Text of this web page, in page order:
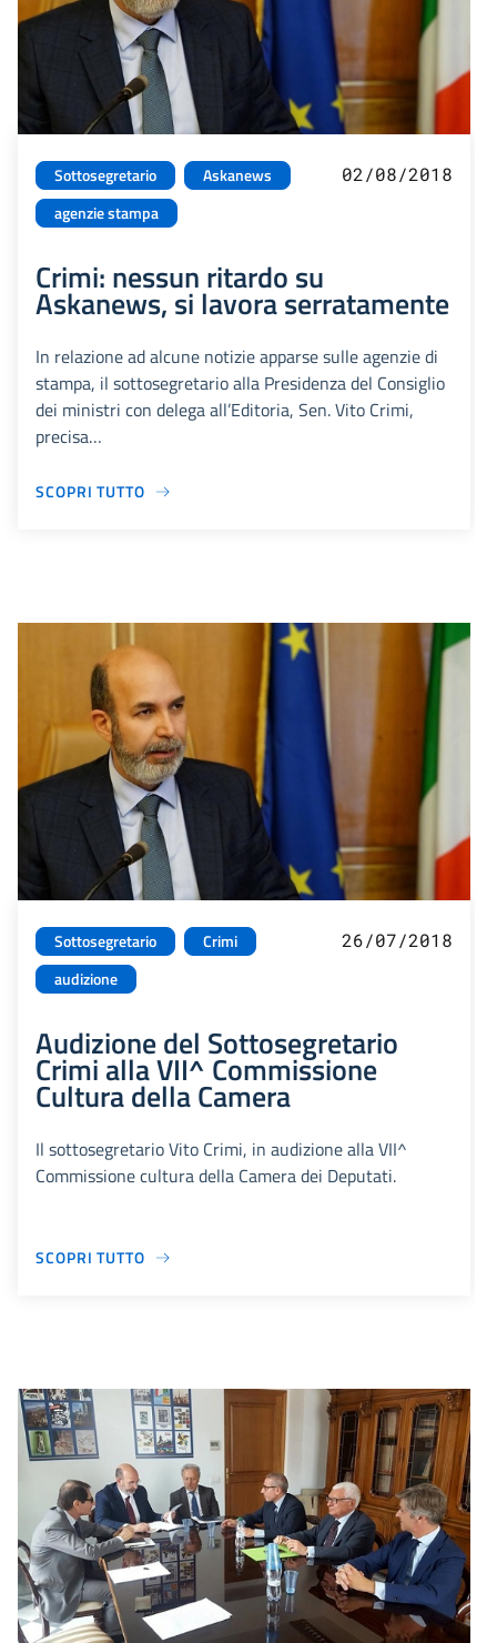
Sottosegretario
Askanews
agenzie stampa
02/08/2018
Crimi: nessun ritardo su
Askanews, si lavora serratamente
In relazione ad alcune notizie apparse sulle agenzie di
stampa, il sottosegretario alla Presidenza del Consiglio
dei ministri con delega all’Editoria, Sen. Vito Crimi,
precisa…
SCOPRI TUTTO
Sottosegretario
Crimi
audizione
26/07/2018
Audizione del Sottosegretario
Crimi alla VII^ Commissione
Cultura della Camera
Il sottosegretario Vito Crimi, in audizione alla VII^
Commissione cultura della Camera dei Deputati.
SCOPRI TUTTO